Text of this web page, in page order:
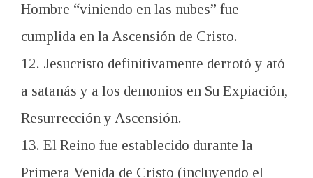
Hombre “viniendo en las nubes” fue
cumplida en la Ascensión de Cristo.
12. Jesucristo definitivamente derrotó y ató
a satanás y a los demonios en Su Expiación,
Resurrección y Ascensión.
13. El Reino fue establecido durante la
Primera Venida de Cristo (incluyendo el